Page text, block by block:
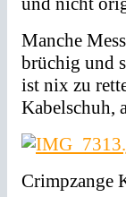
Manche
brüchig und
ist nix zu
Kabelschuh,
Crimpzange